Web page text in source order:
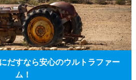
だすなら安心のウルトラファー
ム！